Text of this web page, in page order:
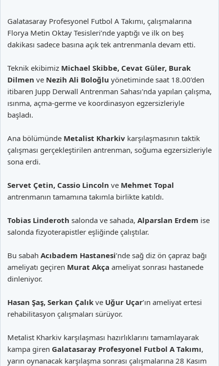
Galatasaray Profesyonel Futbol A Takımı, çalışmalarına
Florya Metin Oktay Tesisleri’nde yaptığı ve ilk on beş
dakikası sadece basına açık tek antrenmanla devam etti.
Teknik ekibimiz Michael Skibbe, Cevat Güler, Burak
Dilmen ve Nezih Ali Boloğlu yönetiminde saat 18.00’den
itibaren Jupp Derwall Antrenman Sahası'nda yapılan çalışma,
ısınma, açma-germe ve koordinasyon egzersizleriyle
başladı.
Ana bölümünde Metalist Kharkiv karşılaşmasının taktik
çalışması gerçekleştirilen antrenman, soğuma egzersizleriyle
sona erdi.
Servet Çetin, Cassio Lincoln ve Mehmet Topal
antrenmanın tamamına takımla birlikte katıldı.
Tobias Linderoth salonda ve sahada, Alparslan Erdem ise
salonda fizyoterapistler eşliğinde çalıştılar.
Bu sabah Acıbadem Hastanesi’nde sağ diz ön çapraz bağı
ameliyatı geçiren Murat Akça ameliyat sonrası hastanede
dinleniyor.
Hasan Şaş, Serkan Çalık ve Uğur Uçar’ın ameliyat ertesi
rehabilitasyon çalışmaları sürüyor.
Metalist Kharkiv karşılaşması hazırlıklarını tamamlayarak
kampa giren Galatasaray Profesyonel Futbol A Takımı,
yarın oynanacak karşılaşma sonrası çalışmalarına 28 Kasım